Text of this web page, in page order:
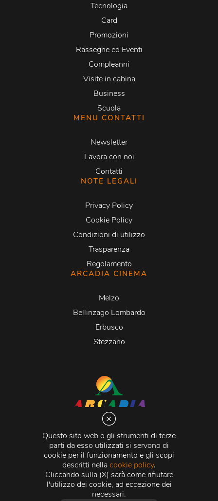
Questo sito web o gli strumenti di terze
parti da esso utilizzati si servono di
cookie per il funzionamento e gli scopi
descritti nellacookie policy.
Cliccando sulla (X) sarà come rifiutare
l'utilizzo dei cookie, ad eccezione dei
necessari.
Tecnologia
Card
Promozioni
Rassegne ed Eventi
Compleanni
Visite in cabina
Business
Scuola
MENU CONTATTI
Newsletter
Lavora con noi
Contatti
NOTE LEGALI
Privacy Policy
Cookie Policy
Condizioni di utilizzo
Trasparenza
Regolamento
ARCADIA CINEMA
Melzo
Bellinzago Lombardo
Erbusco
Stezzano
Via Martiri della Libertà 20066 Melzo (MI)
C.C.I.A.A. - R.E.A di Milano n. 1427910
Registro delle Imprese di Milano n. 338392 -
Fiscale e Partita Iva11015840157 | Capitale Sociale
500.000,00 i.v.
Credits:Crea Informatica S.r.l. 2026 © Tutti i diritti
riservati.